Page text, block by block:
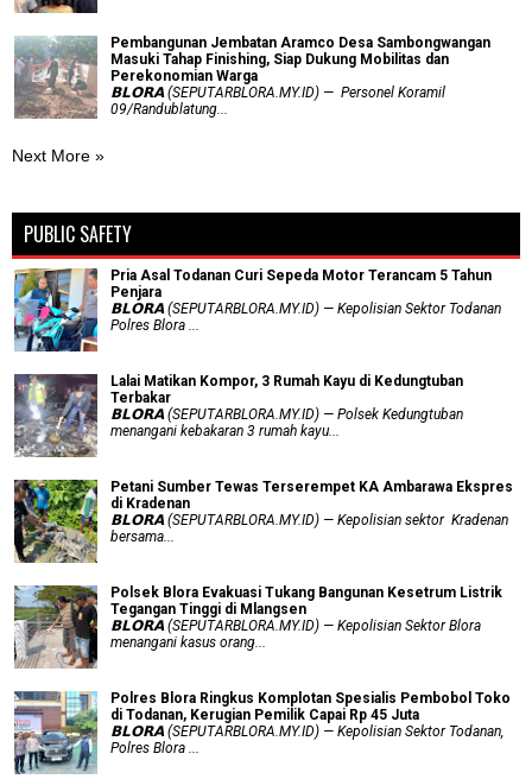
Pembangunan Jembatan Aramco Desa Sambongwangan
Masuki Tahap Finishing, Siap Dukung Mobilitas dan
Perekonomian Warga
𝗕𝗟𝗢𝗥𝗔 (SEPUTARBLORA.MY.ID) — Personel Koramil
09/Randublatung...
Next More »
PUBLIC SAFETY
Pria Asal Todanan Curi Sepeda Motor Terancam 5 Tahun
Penjara
𝗕𝗟𝗢𝗥𝗔 (SEPUTARBLORA.MY.ID) — Kepolisian Sektor Todanan
Polres Blora ...
Lalai Matikan Kompor, 3 Rumah Kayu di Kedungtuban
Terbakar
𝗕𝗟𝗢𝗥𝗔 (SEPUTARBLORA.MY.ID) — Polsek Kedungtuban
menangani kebakaran 3 rumah kayu...
Petani Sumber Tewas Terserempet KA Ambarawa Ekspres
di Kradenan
𝗕𝗟𝗢𝗥𝗔 (SEPUTARBLORA.MY.ID) — Kepolisian sektor Kradenan
bersama...
Polsek Blora Evakuasi Tukang Bangunan Kesetrum Listrik
Tegangan Tinggi di Mlangsen
𝗕𝗟𝗢𝗥𝗔 (SEPUTARBLORA.MY.ID) — Kepolisian Sektor Blora
menangani kasus orang...
Polres Blora Ringkus Komplotan Spesialis Pembobol Toko
di Todanan, Kerugian Pemilik Capai Rp 45 Juta
𝗕𝗟𝗢𝗥𝗔 (SEPUTARBLORA.MY.ID) — Kepolisian Sektor Todanan,
Polres Blora ...